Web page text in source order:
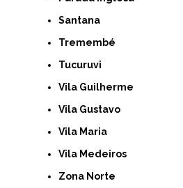
Santana
Tremembé
Tucuruvi
Vila Guilherme
Vila Gustavo
Vila Maria
Vila Medeiros
Zona Norte